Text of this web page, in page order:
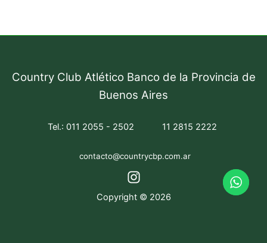
Country Club Atlético Banco de la Provincia de
Buenos Aires
Tel.: 011 2055 - 2502 11 2815 2222
contacto@countrycbp.com.ar
Copyright © 2026